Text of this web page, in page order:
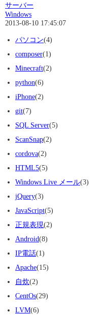
サーバー
Windows
2013-08-10 17:45:07
パソコン(4)
composer(1)
Minecraft(2)
python(6)
iPhone(2)
git(7)
SQL Server(5)
ScanSnap(2)
cordova(2)
HTML5(5)
Windows Live メール(3)
jQuery(3)
JavaScript(5)
正規表現(2)
Android(8)
IP電話(1)
Apache(15)
自炊(2)
CentOs(29)
LVM(6)